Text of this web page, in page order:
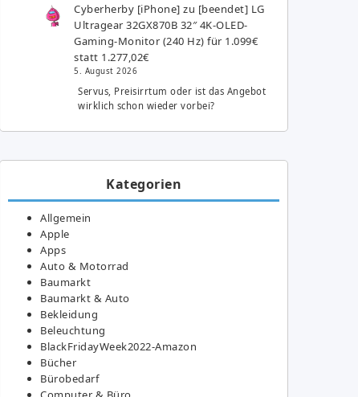
Cyberherby [iPhone] zu [beendet] LG
Ultragear 32GX870B 32″ 4K-OLED-
Gaming-Monitor (240 Hz) für 1.099€
statt 1.277,02€
5. August 2026
Servus, Preisirrtum oder ist das Angebot
wirklich schon wieder vorbei?
Kategorien
Allgemein
Apple
Apps
Auto & Motorrad
Baumarkt
Baumarkt & Auto
Bekleidung
Beleuchtung
BlackFridayWeek2022-Amazon
Bücher
Bürobedarf